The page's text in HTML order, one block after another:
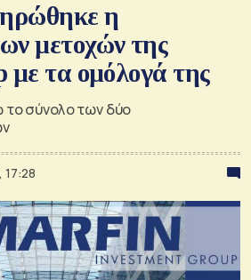
η
μετοχών της
τα ομόλογά της
το σύνολο των δύο
17:28